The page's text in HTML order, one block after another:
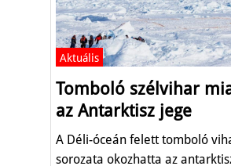
Aktuális
Tomboló szélvihar
az Antarktisz jege
A Déli-óceán felett tomboló
sorozata okozhatta az